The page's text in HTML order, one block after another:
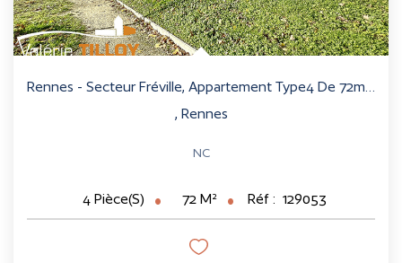
Rennes - Secteur Fréville, Appartement Type4 De 72m² Avec...
, Rennes
NC
4 Pièce(s) 72 M² Réf : 129053